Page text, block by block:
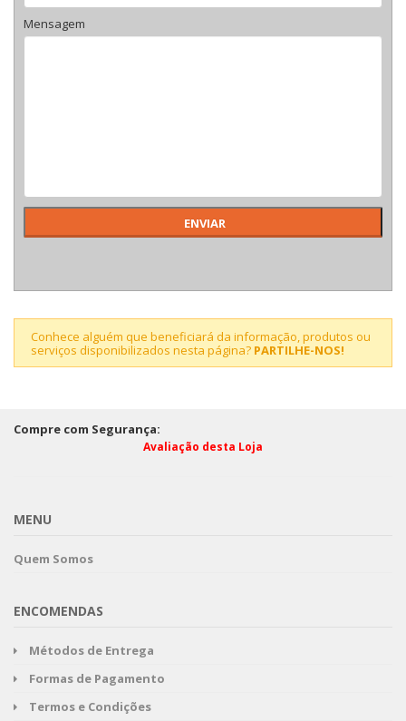
Mensagem
Conhece alguém que beneficiará da informação, produtos ou
serviços disponibilizados nesta página? PARTILHE-NOS!
Compre com Segurança:
Avaliação desta Loja
MENU
Quem Somos
ENCOMENDAS
Métodos de Entrega
Formas de Pagamento
Termos e Condições